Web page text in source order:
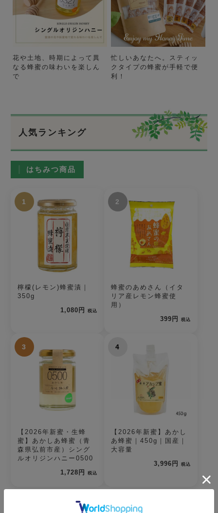
花や土地、時期によって異
なる蜂蜜の味わいを楽しん
で
忙しいあなたへ。スティッ
クタイプの蜂蜜が手軽で便
利！
人気ランキング
はちみつ商品
1
檸檬(レモン)蜂蜜漬｜
350g
1,080円
税込
2
蜂蜜のあめさん（イタ
リア産レモン蜂蜜使
用）
399円
税込
3
【2026年新蜜・生蜂
蜜】あかしあ蜂蜜（青
森県弘前市産）シング
ルオリジンハニー0500
1,728円
税込
4
【2026年新蜜】あかし
あ蜂蜜｜450g｜国産｜
大容量
3,996円
税込